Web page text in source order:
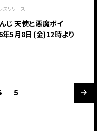
スリリース
んじ 天使と悪魔ボイ
年5月8日(金)12時より
5